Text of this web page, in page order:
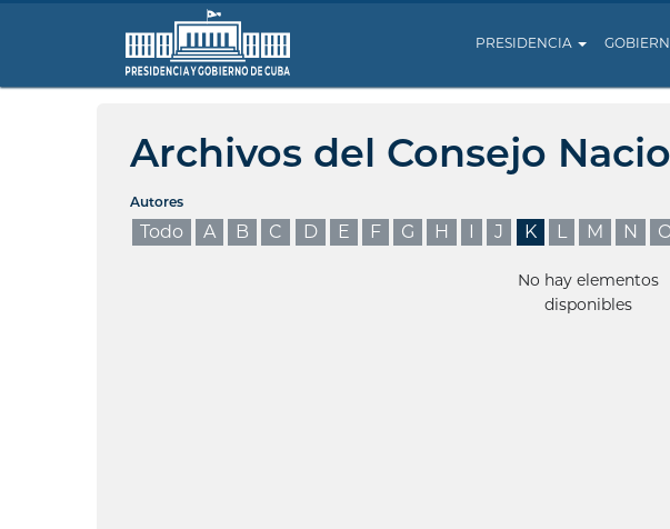
PRESIDENCIA
Archivos del Consejo
Autores
Todo A B C D E F G H I J K L M N
No hay elementos
disponibles